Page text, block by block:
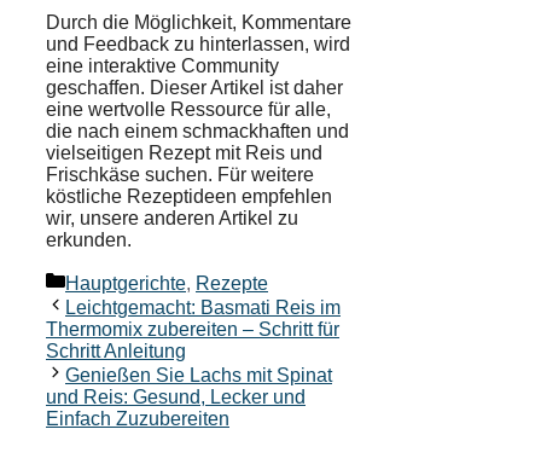
Durch die Möglichkeit, Kommentare
und Feedback zu hinterlassen, wird
eine interaktive Community
geschaffen. Dieser Artikel ist daher
eine wertvolle Ressource für alle,
die nach einem schmackhaften und
vielseitigen Rezept mit Reis und
Frischkäse suchen. Für weitere
köstliche Rezeptideen empfehlen
wir, unsere anderen Artikel zu
erkunden.
Kategorien
Hauptgerichte, Rezepte
Leichtgemacht: Basmati Reis im
Thermomix zubereiten – Schritt für
Schritt Anleitung
Genießen Sie Lachs mit Spinat
und Reis: Gesund, Lecker und
Einfach Zuzubereiten